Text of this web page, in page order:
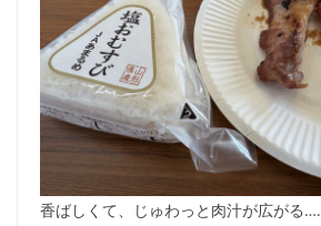
香ばしくて、じゅわっと肉汁が広がる